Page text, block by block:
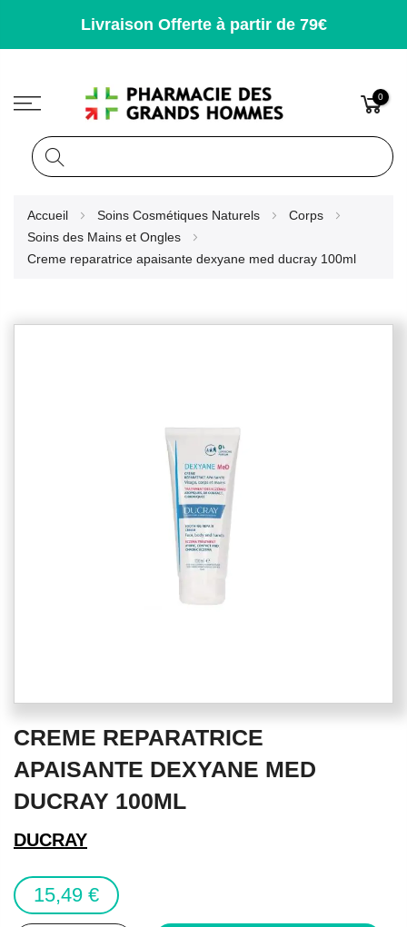
Livraison Offerte à partir de 79€
0
Accueil Soins Cosmétiques Naturels
Corps
Soins des Mains et Ongles
Creme reparatrice apaisante dexyane med ducray 100ml
to
beginning
of
images
CREME REPARATRICE
APAISANTE DEXYANE MED
DUCRAY 100ML
DUCRAY
15,49 €